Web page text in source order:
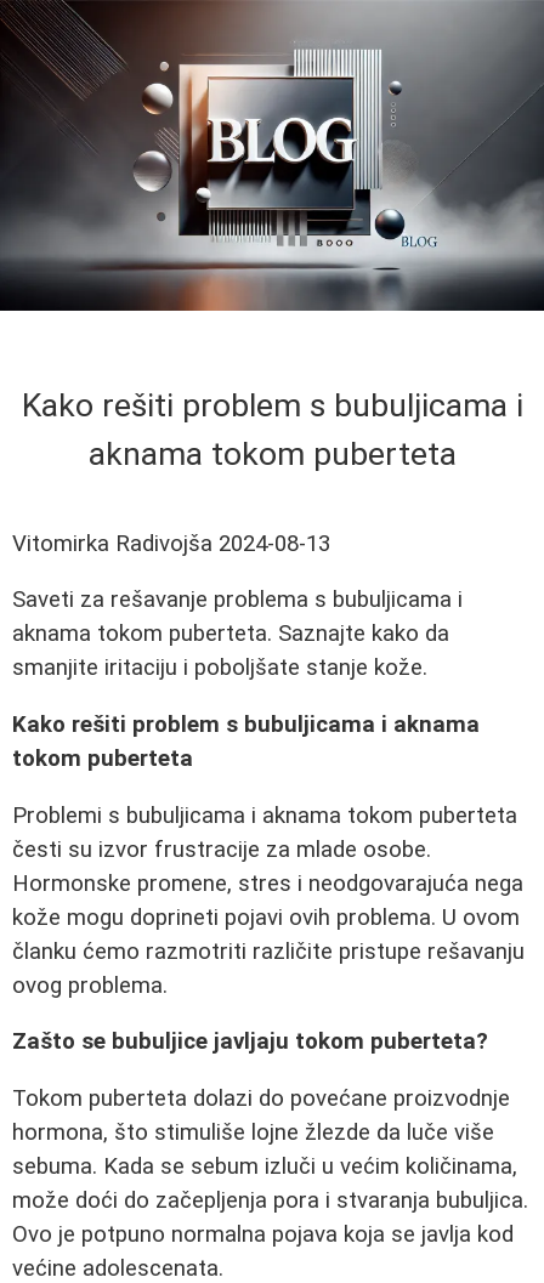
Kako rešiti problem s bubuljicama i
aknama tokom puberteta
Vitomirka Radivojša 2024-08-13
Saveti za rešavanje problema s bubuljicama i
aknama tokom puberteta. Saznajte kako da
smanjite iritaciju i poboljšate stanje kože.
Kako rešiti problem s bubuljicama i aknama
tokom puberteta
Problemi s bubuljicama i aknama tokom puberteta
česti su izvor frustracije za mlade osobe.
Hormonske promene, stres i neodgovarajuća nega
kože mogu doprineti pojavi ovih problema. U ovom
članku ćemo razmotriti različite pristupe rešavanju
ovog problema.
Zašto se bubuljice javljaju tokom puberteta?
Tokom puberteta dolazi do povećane proizvodnje
hormona, što stimuliše lojne žlezde da luče više
sebuma. Kada se sebum izluči u većim količinama,
može doći do začepljenja pora i stvaranja bubuljica.
Ovo je potpuno normalna pojava koja se javlja kod
većine adolescenata.